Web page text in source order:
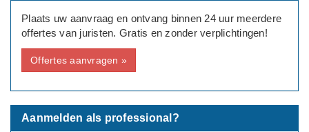
Plaats uw aanvraag en ontvang binnen 24 uur meerdere
offertes van juristen. Gratis en zonder verplichtingen!
Offertes aanvragen »
Aanmelden als professional?